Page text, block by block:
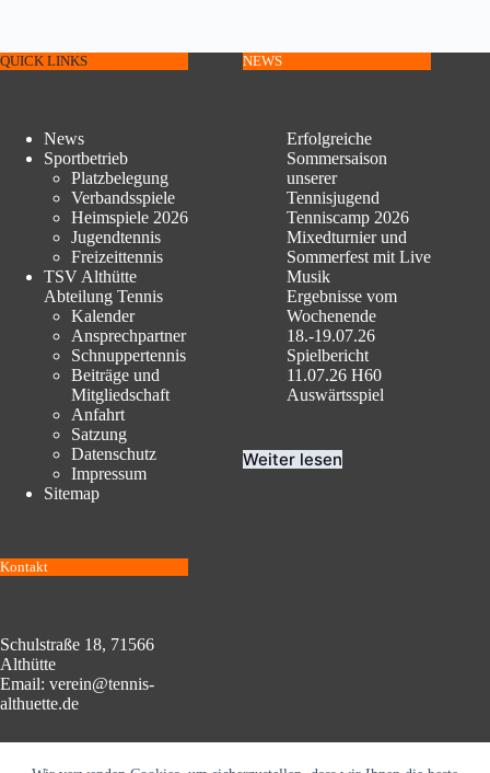
QUICK LINKS
News
Sportbetrieb
Platzbelegung
Verbandsspiele
Heimspiele 2026
Jugendtennis
Freizeittennis
TSV Althütte
Abteilung Tennis
Kalender
Ansprechpartner
Schnuppertennis
Beiträge und
Mitgliedschaft
Anfahrt
Satzung
Datenschutz
Impressum
Sitemap
NEWS
Erfolgreiche
Sommersaison
unserer
Tennisjugend
Tenniscamp 2026
Mixedturnier und
Sommerfest mit Live
Musik
Ergebnisse vom
Wochenende
18.-19.07.26
Spielbericht
11.07.26 H60
Auswärtsspiel
Weiter lesen
Kontakt
Schulstraße 18, 71566
Althütte
Email: verein@tennis-
althuette.de